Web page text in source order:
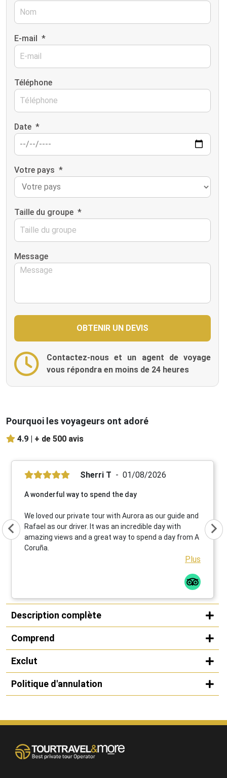
E-mail *
Téléphone
Date *
Votre pays *
Taille du groupe *
Message
Contactez-nous et un agent de voyage
vous répondra en moins de 24 heures
Pourquoi les voyageurs ont adoré
4.9 | + de 500 avis
Sherri T 01/08/2026
A wonderful way to spend the day
We loved our private tour with Aurora as our guide and
Rafael as our driver. It was an incredible day with
amazing views and a great way to spend a day from A
Coruña.
Plus
Description complète
Comprend
Exclut
Politique d'annulation